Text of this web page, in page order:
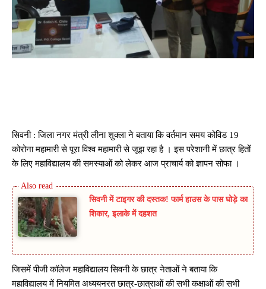
सिवनी : जिला नगर मंत्री लीना शुक्ला ने बताया कि वर्तमान समय कोविड 19
कोरोना महामारी से पूरा विश्व महामारी से जूझ रहा है । इस परेशानी में छात्र हितों
के लिए महाविद्यालय की समस्याओं को लेकर आज प्राचार्य को ज्ञापन सोफा ।
सिवनी में टाइगर की दस्तक! फार्म हाउस के पास घोड़े का
शिकार, इलाके में दहशत
जिसमें पीजी कॉलेज महाविद्यालय सिवनी के छात्र नेताओं ने बताया कि
महाविद्यालय में नियमित अध्ययनरत छात्र-छात्राओं की सभी कक्षाओं की सभी